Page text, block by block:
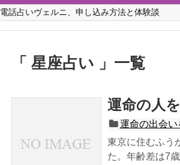
電話占いヴェルニ、申し込み方法と体験談
「 星座占い 」一覧
運命の人
運命の出会い
東京に住むふう
た。年齢差は7